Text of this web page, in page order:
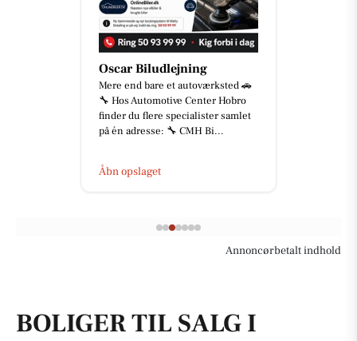
Oscar Biludlejning
Mere end bare et autoværksted 🚗
🔧 Hos Automotive Center Hobro
finder du flere specialister samlet
på én adresse: 🔧 CMH Bi...
Åbn opslaget
Annoncørbetalt indhold
BOLIGER TIL SALG I